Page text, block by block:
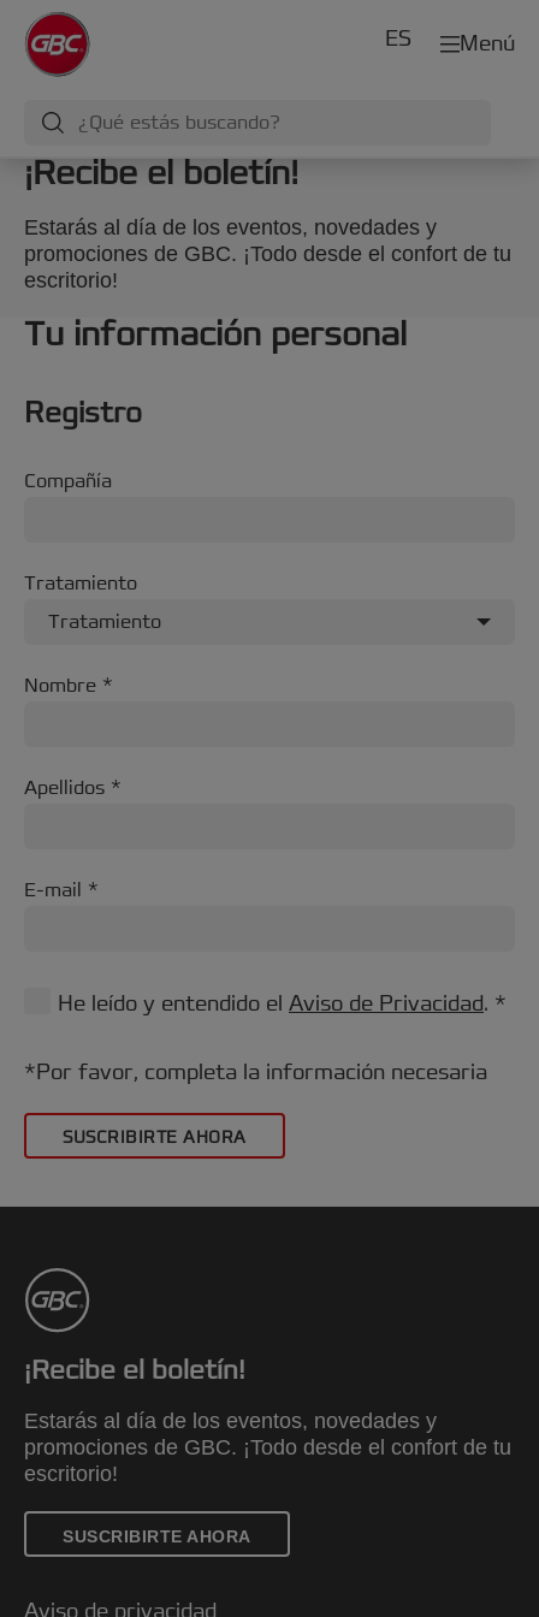
Menú
ES
¡Recibe el boletín!
Estarás al día de los eventos, novedades y
promociones de GBC. ¡Todo desde el confort de tu
escritorio!
Tu información personal
Registro
Compañía
Tratamiento
Tratamiento
Nombre
Apellidos
E-mail
He leído y entendido el Aviso de Privacidad. *
*Por favor, completa la información necesaria
SUSCRIBIRTE AHORA
¡Recibe el boletín!
Estarás al día de los eventos, novedades y
promociones de GBC. ¡Todo desde el confort de tu
escritorio!
SUSCRIBIRTE AHORA